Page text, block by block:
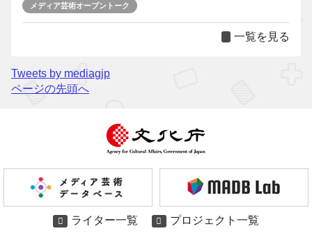
メディア芸術オープントーク
一覧を見る
Tweets by mediagjp
ページの先頭へ
ライター一覧 プロジェクト一覧